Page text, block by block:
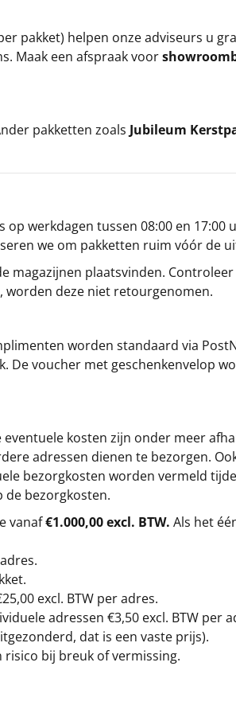
pakket) helpen onze adviseurs u
Maak een afspraak voor
pakketten zoals Jubileum
werkdagen tussen 08:00 en
we om pakketten ruim vóór de
plaatsvinden.
deze niet retourgenomen.
worden standaard via
voucher met geschenkenvelop
kosten zijn onder meer
adressen dienen te bezorgen.
bezorgkosten worden vermeld
de bezorgkosten.
vanaf€1.000,00 excl. BTW. Als het
excl. BTW per adres.
adressen €3,50 excl. BTW per
dat is een vaste prijs).
bij breuk of vermissing.